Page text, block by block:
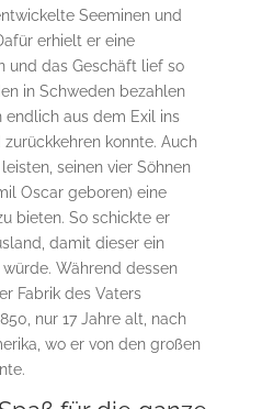
Seeminen und
erhielt er eine
und das Geschäft lief so
in Schweden bezahlen
endlich aus dem Exil ins
konnte. Auch
seinen vier Söhnen
Oscar geboren) eine
bieten. So schickte er
damit dieser ein
Während dessen
Fabrik des Vaters
nur 17 Jahre alt, nach
wo er von den großen